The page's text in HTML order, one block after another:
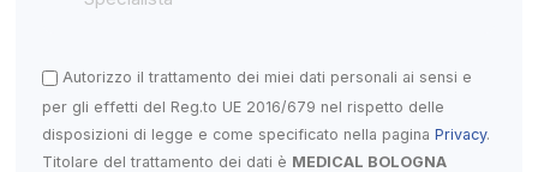
Autorizzo il trattamento dei miei dati personali ai sensi e
per gli effetti del Reg.to UE 2016/679 nel rispetto delle
disposizioni di legge e come specificato nella pagina Privacy.
Titolare del trattamento dei dati è MEDICAL BOLOGNA